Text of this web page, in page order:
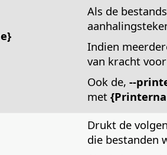
Als de
Indien
van kracht
Ook de, --
met
Drukt de
die bestanden